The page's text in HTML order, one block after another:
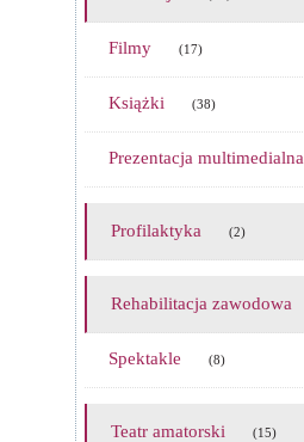
Filmy (17)
Książki (38)
Prezentacja multimedialna
Profilaktyka (2)
Rehabilitacja zawodowa
Spektakle (8)
Teatr amatorski (15)